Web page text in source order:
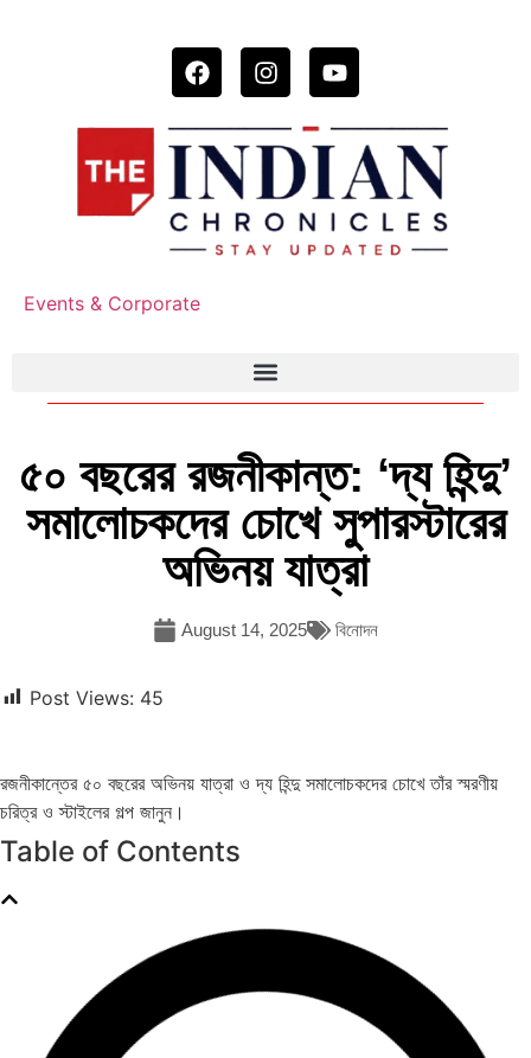
Events & Corporate
৫০ বছরের রজনীকান্ত: ‘দ্য হিন্দু’
সমালোচকদের চোখে সুপারস্টারের
অভিনয় যাত্রা
August 14, 2025 বিনোদন
Post Views: 45
রজনীকান্তের ৫০ বছরের অভিনয় যাত্রা ও দ্য হিন্দু সমালোচকদের চোখে তাঁর স্মরণীয়
চরিত্র ও স্টাইলের গল্প জানুন।
Table of Contents